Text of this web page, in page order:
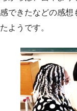
感できたなどの感想
たようです。